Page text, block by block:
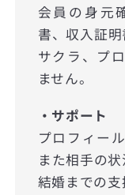
会員の身元
書、収入証
サクラ、プ
ません。
・サポート
プロフィー
また相手の
結婚までの支